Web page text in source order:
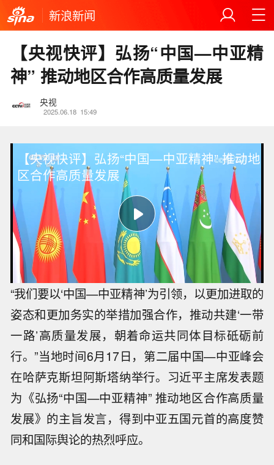
新浪新闻
【央视快评】弘扬“中国—中亚精
神” 推动地区合作高质量发展
央视
2025.06.18 15:49
【央视快评】弘扬“中国—中亚精神” 推动地
区合作高质量发展
“我们要以‘中国—中亚精神’为引领，以更加进取的
姿态和更加务实的举措加强合作，推动共建‘一带
一路’高质量发展，朝着命运共同体目标砥砺前
行。”当地时间6月17日，第二届中国—中亚峰会
在哈萨克斯坦阿斯塔纳举行。习近平主席发表题
为《弘扬“中国—中亚精神” 推动地区合作高质量
发展》的主旨发言，得到中亚五国元首的高度赞
同和国际舆论的热烈呼应。